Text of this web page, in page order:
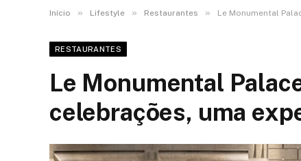
Início » Lifestyle » Restaurantes » Le Monumental
RESTAURANTES
Le Monumental
celebrações, uma